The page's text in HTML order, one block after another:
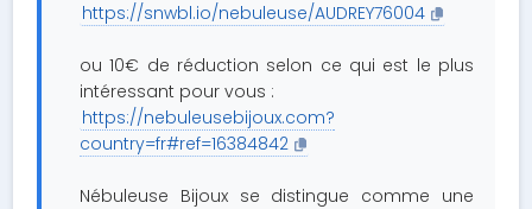
https://snwbl.io/nebuleuse/AUDREY76004
ou 10€ de réduction selon ce qui est le plus
intéressant pour vous :
https://nebuleusebijoux.com?
country=fr#ref=16384842
Nébuleuse Bijoux se distingue comme une